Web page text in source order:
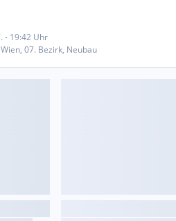
- 19:42 Uhr
07. Bezirk, Neubau